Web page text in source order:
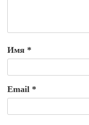
Имя *
Email *